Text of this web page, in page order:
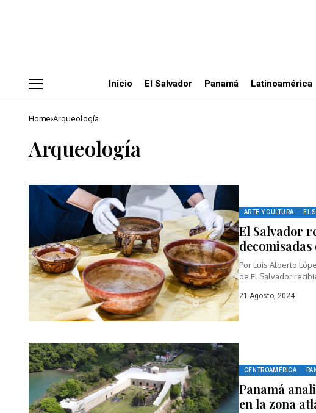
Inicio El Salvador Panamá Latinoamérica
Home Arqueología
Arqueología
ARTE Y CULTURA EL
El Salvador
Por Luis Alberto
de El Salvador
21 Agosto, 2024
CENTROAMÉRICA
Panamá
en la zona